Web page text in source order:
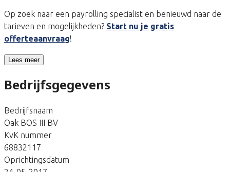
Op zoek naar een payrolling specialist en benieuwd naar de
tarieven en mogelijkheden? Start nu je gratis
offerteaanvraag!
Lees meer
Bedrijfsgegevens
Bedrijfsnaam
Oak BOS III BV
KvK nummer
68832117
Oprichtingsdatum